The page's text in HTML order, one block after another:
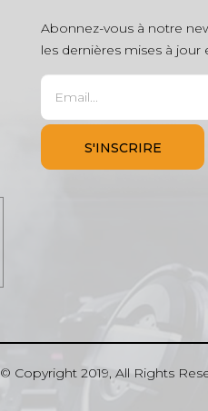
Abonnez-vous à notre
les dernières mises à jour
© Copyright 2019, All Rights